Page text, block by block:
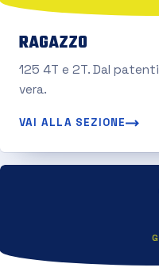
RAGAZZO
125 4T e 2T. Dal
vera.
VAI ALLA SEZIONE